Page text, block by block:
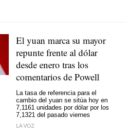
El yuan marca su mayor
repunte frente al dólar
desde enero tras los
comentarios de Powell
La tasa de referencia para el
cambio del yuan se sitúa hoy en
7,1161 unidades por dólar por los
7,1321 del pasado viernes
LA VOZ